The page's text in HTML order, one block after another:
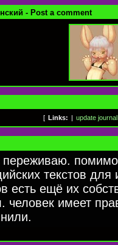
- Post a comment
[ Links: update journal
переживаю. помимо
текстов для
есть ещё их
человек имеет